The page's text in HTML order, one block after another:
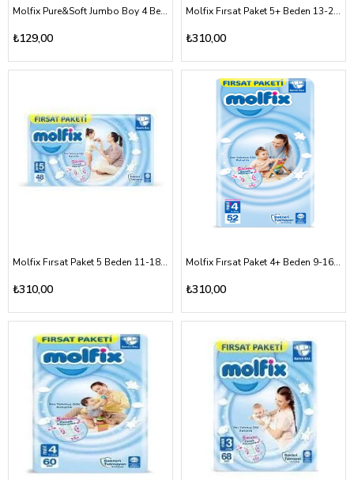
Molfix Pure&Soft Jumbo Boy 4 Beden 7-14kg
₺129,00
Molfix Fırsat Paket 5+ Beden 13-20 kg
₺310,00
Molfix Fırsat Paket 5 Beden 11-18 kg
₺310,00
Molfix Fırsat Paket 4+ Beden 9-16 kg
₺310,00